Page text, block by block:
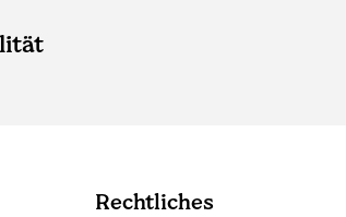
Rechtliches